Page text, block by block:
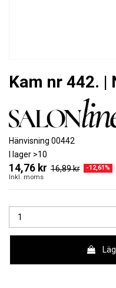
Kam nr 442. |
Hänvisning 00442
I lager >10
14,76 kr 16,89 kr
-12,61%
Inkl. moms